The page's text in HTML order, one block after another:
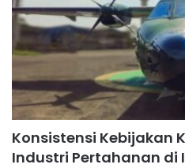
Konsistensi Kebijakan
Industri Pertahanan di